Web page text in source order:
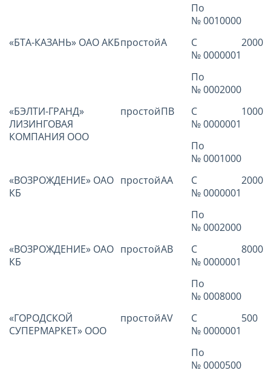
По
№ 0010000
«БТА-КАЗАНЬ» ОАО АКБпростойА
С
№ 0000001
2000
По
№ 0002000
«БЭЛТИ-ГРАНД»
ЛИЗИНГОВАЯ
КОМПАНИЯ ООО
простойПВ
С
№ 0000001
1000
По
№ 0001000
«ВОЗРОЖДЕНИЕ» ОАО
КБ
простойАА
С
№ 0000001
2000
По
№ 0002000
«ВОЗРОЖДЕНИЕ» ОАО
КБ
простойАВ
С
№ 0000001
8000
По
№ 0008000
«ГОРОДСКОЙ
СУПЕРМАРКЕТ» ООО
простойAV
С
№ 0000001
500
По
№ 0000500